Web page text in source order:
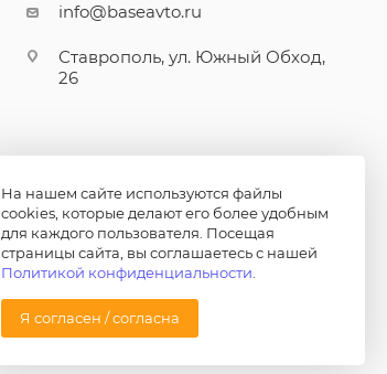
info@baseavto.ru
Ставрополь, ул. Южный Обход,
26
На нашем сайте используются файлы
cookies, которые делают его более удобным
для каждого пользователя. Посещая
страницы сайта, вы соглашаетесь с нашей
Политикой конфиденциальности
Я согласен / согласна